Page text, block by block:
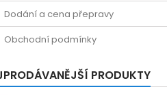
Dodání a cena přepravy
Obchodní podmínky
PRODUKTY